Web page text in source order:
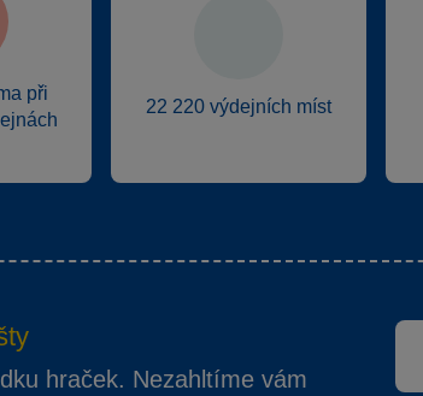
při
22 220 výdejních míst
hraček. Nezahltíme vám